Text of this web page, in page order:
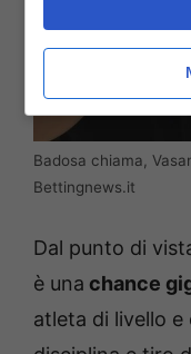
Badosa chiama,
Bettingnews.it
Dal punto di
è una chance
atleta di livello